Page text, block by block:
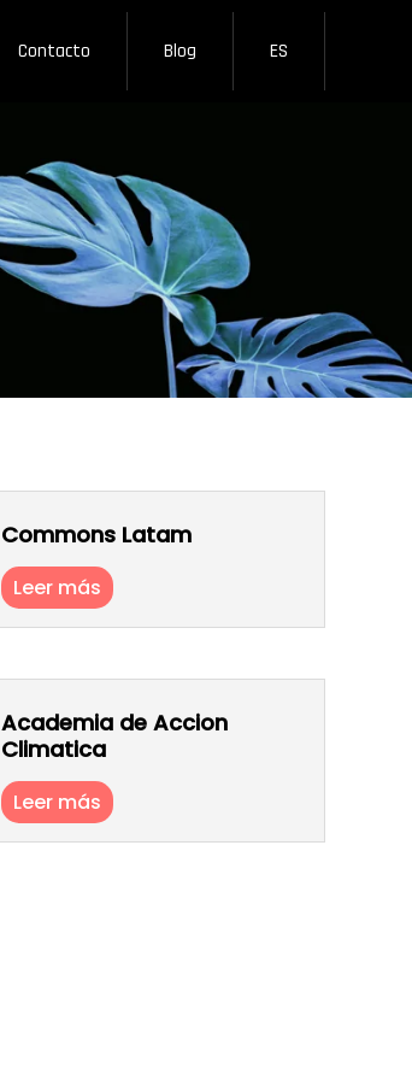
Contacto Blog ES
Commons Latam
Leer más
Academia de Accion
Climatica
Leer más